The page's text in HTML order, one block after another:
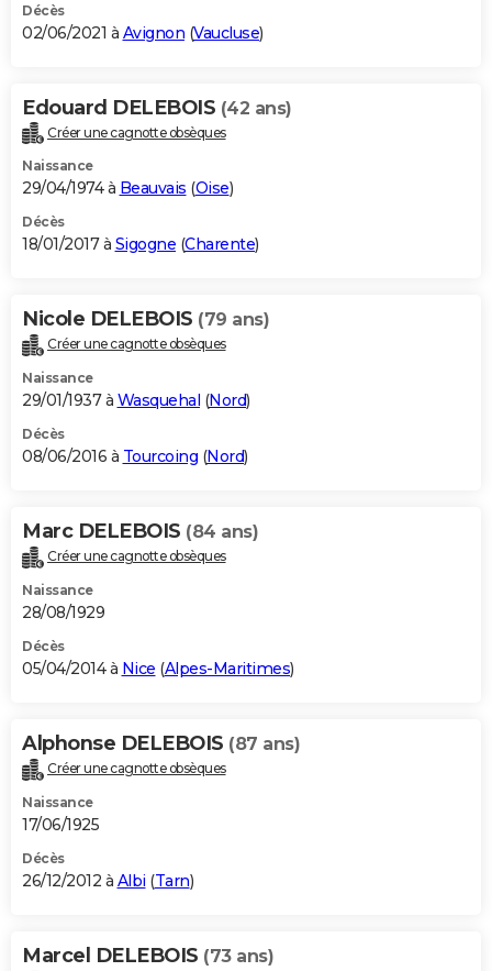
Décès
02/06/2021 à Avignon (Vaucluse)
Edouard DELEBOIS (42 ans)
Créer une cagnotte obsèques
Naissance
29/04/1974 à Beauvais (Oise)
Décès
18/01/2017 à Sigogne (Charente)
Nicole DELEBOIS (79 ans)
Créer une cagnotte obsèques
Naissance
29/01/1937 à Wasquehal (Nord)
Décès
08/06/2016 à Tourcoing (Nord)
Marc DELEBOIS (84 ans)
Créer une cagnotte obsèques
Naissance
28/08/1929
Décès
05/04/2014 à Nice (Alpes-Maritimes)
Alphonse DELEBOIS (87 ans)
Créer une cagnotte obsèques
Naissance
17/06/1925
Décès
26/12/2012 à Albi (Tarn)
Marcel DELEBOIS (73 ans)